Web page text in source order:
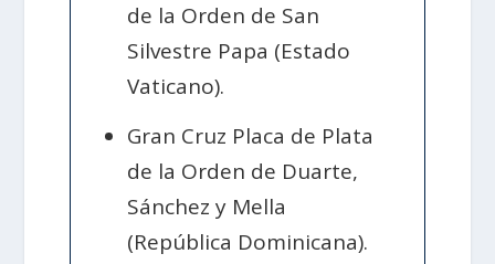
de la Orden de San
Silvestre Papa (Estado
Vaticano).
Gran Cruz Placa de Plata
de la Orden de Duarte,
Sánchez y Mella
(República Dominicana).